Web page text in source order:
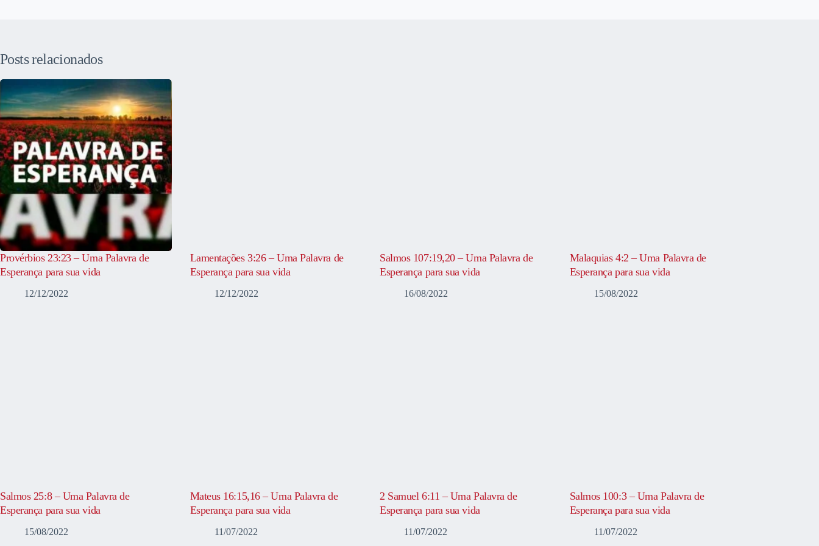
Posts relacionados
Provérbios 23:23 – Uma Palavra de
Esperança para sua vida
12/12/2022
Lamentações 3:26 – Uma Palavra de
Esperança para sua vida
12/12/2022
Salmos 107:19,20 – Uma Palavra de
Esperança para sua vida
16/08/2022
Malaquias 4:2 – Uma Palavra de
Esperança para sua vida
15/08/2022
Salmos 25:8 – Uma Palavra de
Esperança para sua vida
15/08/2022
Mateus 16:15,16 – Uma Palavra de
Esperança para sua vida
11/07/2022
2 Samuel 6:11 – Uma Palavra de
Esperança para sua vida
11/07/2022
Salmos 100:3 – Uma Palavra de
Esperança para sua vida
11/07/2022